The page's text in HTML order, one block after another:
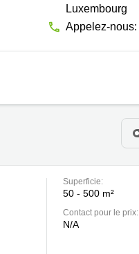
Luxembourg
Appelez-nous:
Superficie:
50 - 500 m²
Contact pour le prix:
N/A